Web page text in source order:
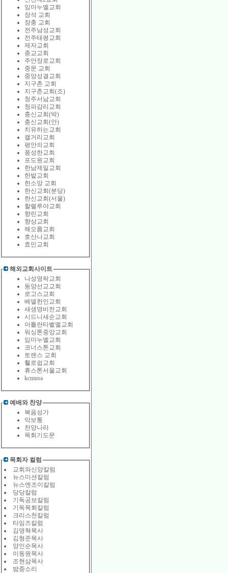
임마누엘교회
장석 교회
장충 교회
전주남성교회
전주태평교회
제자교회
종교교회
주안장로교회
중문 교회
중앙성결교회
지구촌 교회
지구촌교회(조)
청주서남교회
청파감리교회
충신교회(박)
충신교회(안)
치유하는교회
캘거리교회
평안의교회
풍성한교회
포도원교회
한남제일교회
한밭교회
한소망 교회
한신교회(분당)
한신교회(서울)
할렐루야교회
향린교회
향상교회
해오름교회
호산나교회
효민교회
해외교회사이트
나성영락교회
동양선교교회
로고스교회
베델한인교회
새생명비전교회
시드니새순교회
아틀란타벹엘교회
워싱톤중앙교회
임마누엘교회
코너스톤교회
토랜스 교회
휄로쉽교회
휴스톤서울교회
kcmusa
예배와 찬양
복음성가
악보통
찬양나라
목회기도문
목회자 컬럼
교회와신앙칼럼
뉴스미션칼럼
뉴스엔조이칼럼
당당칼럼
기독공보칼럼
기독목회칼럼
크리스천칼럼
타임즈칼럼
김명혁목사
김형준목사
양인순목사
이동원목사
조현삼목사
밤중소리